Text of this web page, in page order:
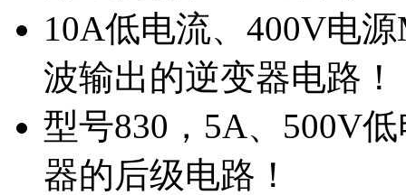
10A低电流、400V电
波输出的逆变器电路！
型号830，5A、500V
器的后级电路！